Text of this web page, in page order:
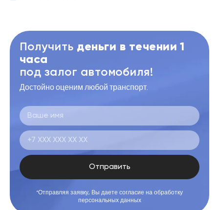
Получить деньги в течении 1
часа
под залог автомобиля!
Достойно оценим любой транспорт.
Отправить
*Отправляя заявку, Вы даете согласие на обработку
персональных данных